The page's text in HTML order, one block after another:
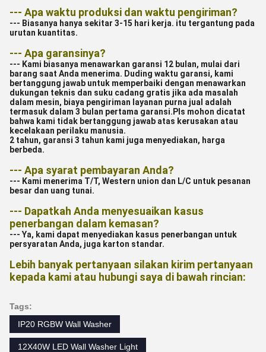
--- Apa waktu produksi dan waktu pengiriman?
--- Biasanya hanya sekitar 3-15 hari kerja. itu tergantung pada
urutan kuantitas.
--- Apa garansinya?
--- Kami biasanya menawarkan garansi 12 bulan, mulai dari
barang saat Anda menerima. Duding waktu garansi, kami
bertanggung jawab untuk memperbaiki dengan menawarkan
dukungan teknis dan suku cadang gratis jika ada masalah
dalam mesin, biaya pengiriman layanan purna jual adalah
termasuk dalam 3 bulan pertama garansi.Pls mohon dicatat
bahwa kami tidak bertanggung jawab atas kerusakan atau
kecelakaan perilaku manusia.
2 tahun, garansi 3 tahun kami juga menyediakan, harga
berbeda.
--- Apa syarat pembayaran Anda?
--- Kami menerima T/T, Western union dan L/C untuk pesanan
besar dan uang tunai.
--- Dapatkah Anda menyesuaikan kasus
penerbangan dalam kemasan?
--- Ya, kami dapat menyediakan kasus penerbangan untuk
persyaratan Anda, juga karton standar.
Lebih banyak pertanyaan silakan kirim pertanyaan
kepada kami atau hubungi saya di bawah rincian:
Tags:
IP20 RGBW Wall Washer
12X40W LED Wall Washer Light